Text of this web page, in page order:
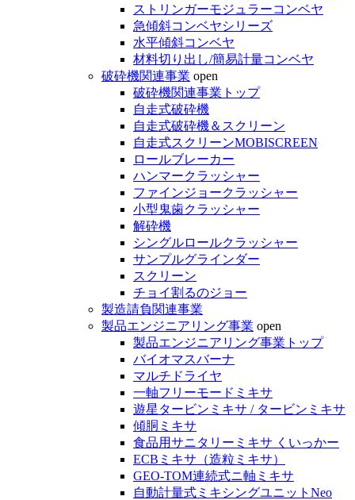
ストリンガーモジュラーコンベヤ
急傾斜コンベヤシリーズ
水平傾斜コンベヤ
材料切り出し/簡易計量コンベヤ
破砕機関連事業 open
破砕機関連事業トップ
自走式破砕機
自走式破砕機＆スクリーン
自走式スクリーンMOBISCREEN
ロールブレーカー
ハンマークラッシャー
ファインジョークラッシャー
小型鬼歯クラッシャー
解砕機
シングルロールクラッシャー
サンプルグラインダー
スクリーン
チョイ割るのジョー
製造請負関連事業
製品エンジニアリング事業 open
製品エンジニアリング事業トップ
バイオマスバーナ
マルチドライヤ
一軸フリーモードミキサ
遊星タービンミキサ / タービンミキサ
傾胴ミキサ
食品用サニタリーミキサ くいっかー
ECBミキサ（造粒ミキサ）
GEO-TOM連続式ニ軸ミキサ
自動計量式ミキシングユニットNeo